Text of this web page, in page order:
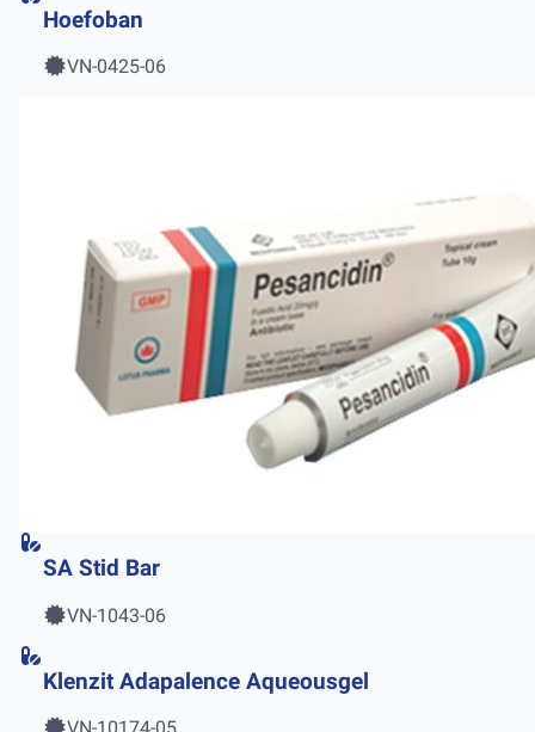
Hoefoban
VN-0425-06
SA Stid Bar
VN-1043-06
Klenzit Adapalence Aqueousgel